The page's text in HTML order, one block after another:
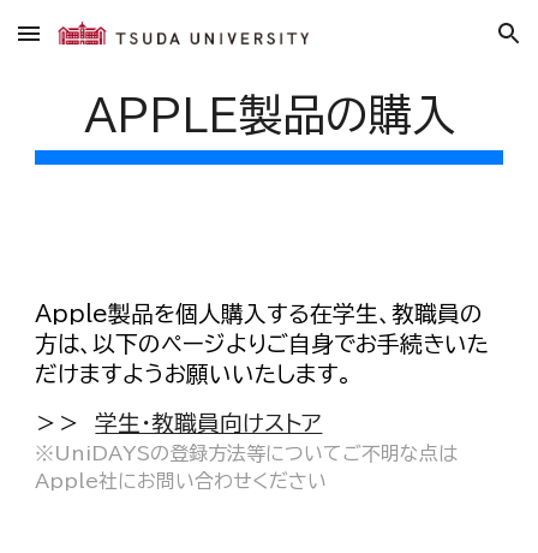
Skip to main content Skip to navigation
APPLE製品の購入
Apple製品を個人購入する在学生、教職員の
方は、以下のページよりご自身でお手続きいた
だけますようお願いいたします。
＞＞学生・教職員向けストア
※UniDAYSの登録方法等についてご不明な点は
Apple社にお問い合わせください